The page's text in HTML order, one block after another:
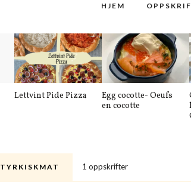
HJEM
Lettvint Pide Pizza
Egg cocotte- Oeufs
en cocotte
TYRKISKMAT 1 oppskrifter